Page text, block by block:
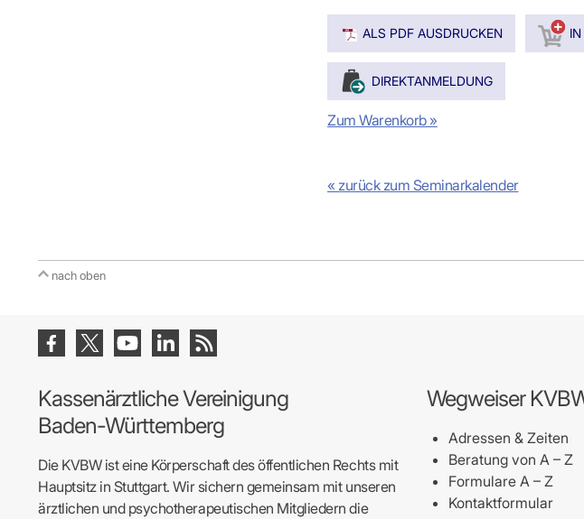
ALS PDF AUSDRUCKEN
Zum Warenkorb »
« zurück zum Seminarkalender
nach oben
Kassenärztliche Vereinigung
Baden-Württemberg
Die KVBW ist eine Körperschaft des öffentlichen Rechts mit
Hauptsitz in Stuttgart. Wir sichern gemeinsam mit unseren
ärztlichen und psychotherapeutischen Mitgliedern die
Wegweiser
Adressen & Zeiten
Beratung von A – Z
Formulare A – Z
Kontaktformular